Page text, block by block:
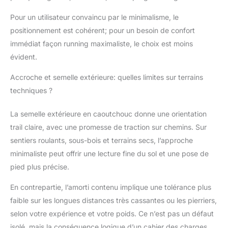
des panneaux de
protection soudés et
du mésopied
adaptable et stable,
pendant les longues
courses. Adhérence et
terrains : la semelle
extérieure FeelTrue
une traction et un
contrôle fiables sur les
sentiers rocheux,
boueux ou gravieux,
Pour un utilisateur convaincu par le minimalisme, le
positionnement est cohérent; pour un besoin de confort
immédiat façon running maximaliste, le choix est moins
évident.
Accroche et semelle extérieure: quelles limites sur terrains
techniques ?
La semelle extérieure en caoutchouc donne une orientation
trail claire, avec une promesse de traction sur chemins. Sur
sentiers roulants, sous-bois et terrains secs, l’approche
minimaliste peut offrir une lecture fine du sol et une pose de
pied plus précise.
En contrepartie, l’amorti contenu implique une tolérance plus
faible sur les longues distances très cassantes ou les pierriers,
selon votre expérience et votre poids. Ce n’est pas un défaut